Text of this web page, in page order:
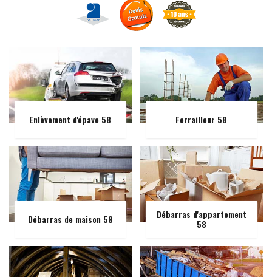
Enlèvement d'épave 58 Ferrailleur 58
Débarras de maison 58 Débarras d'appartement
58